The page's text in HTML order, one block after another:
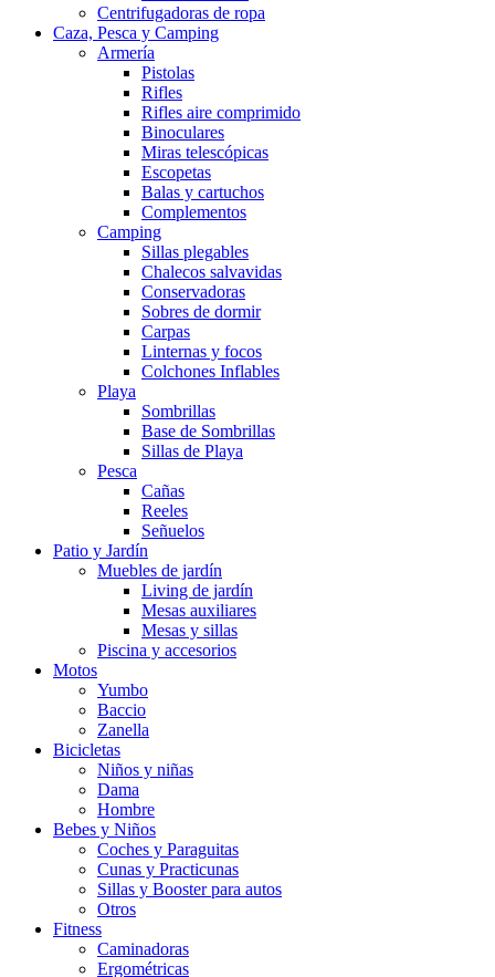
Centrifugadoras de ropa
Caza, Pesca y Camping
Armería
Pistolas
Rifles
Rifles aire comprimido
Binoculares
Miras telescópicas
Escopetas
Balas y cartuchos
Complementos
Camping
Sillas plegables
Chalecos salvavidas
Conservadoras
Sobres de dormir
Carpas
Linternas y focos
Colchones Inflables
Playa
Sombrillas
Base de Sombrillas
Sillas de Playa
Pesca
Cañas
Reeles
Señuelos
Patio y Jardín
Muebles de jardín
Living de jardín
Mesas auxiliares
Mesas y sillas
Piscina y accesorios
Motos
Yumbo
Baccio
Zanella
Bicicletas
Niños y niñas
Dama
Hombre
Bebes y Niños
Coches y Paraguitas
Cunas y Practicunas
Sillas y Booster para autos
Otros
Fitness
Caminadoras
Ergométricas